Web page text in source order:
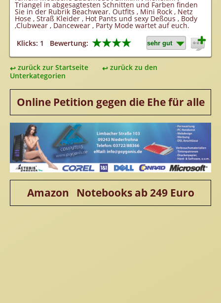
Triangel in abgesagtesten Schnitten und Farben finden
Sie in der Rubrik Beachwear. Outfits , Mini Rock , Netz
Hose , Straß Kleider , Hot Pants und sexy Deßous , Body
,Clubwear , Dancewear , Party Mode wartet auf euch.
Klicks: 1
Bewertung: ★★★★
zurück zur Startseite
zurück zu den
Unterkategorien
Online Petition gegen die Ehe für alle
Amazon Notebooks ab 249 Euro